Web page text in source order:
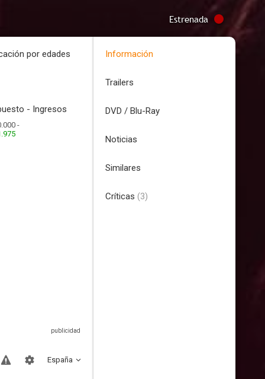
Estrenada
por edades
- Ingresos
-
España
Información
Trailers
DVD / Blu-Ray
Noticias
Similares
Críticas (3)